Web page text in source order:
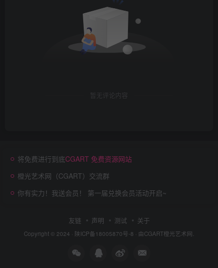
暂无评论内容
将免费进行到底CGART 免费资源网站
橙光艺术网（CGART）交流群
你有实力！我送会员！ 第一届兑换会员活动开启~
友链 声明 测试 关于
Copyright © 2024 · 陕ICP备18005870号-8 · 由CGART橙光艺术网.